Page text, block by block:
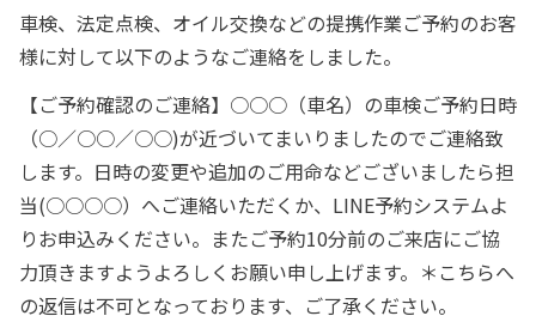
車検、法定点検、オイル交換などの提携作業ご予約のお客
様に対して以下のようなご連絡をしました。
【ご予約確認のご連絡】○○○（車名）の車検ご予約日時
（○／○○／○○)が近づいてまいりましたのでご連絡致
します。日時の変更や追加のご用命などございましたら担
当(○○○○）へご連絡いただくか、LINE予約システムよ
りお申込みください。またご予約10分前のご来店にご協
力頂きますようよろしくお願い申し上げます。＊こちらへ
の返信は不可となっております、ご了承ください。